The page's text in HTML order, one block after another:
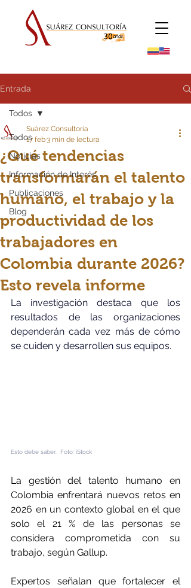
Entrada
Todos
Noticias
Información de Interés
Publicaciones
Blog
Todos
¿Qué tendencias
transformarán el talento
humano, el trabajo y la
productividad de los
trabajadores en
Colombia durante 2026?
Esto revela informe
Suárez Consultoría
17 feb3 min de lectura
La investigación destaca que los
resultados de las organizaciones
dependerán cada vez más de cómo
se cuiden y desarrollen sus equipos.
Esto debe saber.  Foto: iStock
La gestión del talento humano en
Colombia enfrentará nuevos retos en
2026 en un contexto global en el que
solo el 21 % de las personas se
considera comprometida con su
trabajo, según Gallup.
Expertos señalan que fortalecer el